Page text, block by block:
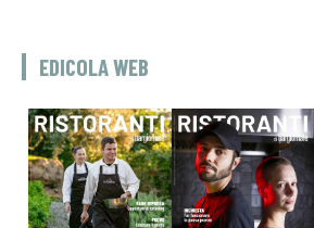
EDICOLA WEB